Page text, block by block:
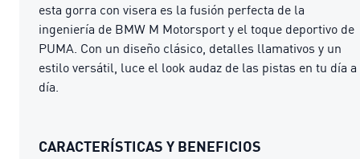
esta gorra con visera es la fusión perfecta de la
ingeniería de BMW M Motorsport y el toque deportivo de
PUMA. Con un diseño clásico, detalles llamativos y un
estilo versátil, luce el look audaz de las pistas en tu día a
día.
CARACTERÍSTICAS Y BENEFICIOS